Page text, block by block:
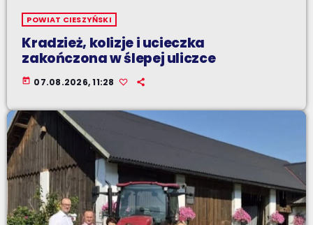
POWIAT CIESZYŃSKI
Kradzież, kolizje i ucieczka
zakończona w ślepej uliczce
today 07.08.2026, 11:28